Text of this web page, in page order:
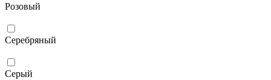
Розовый
Серебряный
Серый